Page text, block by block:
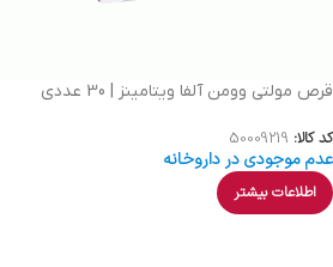
قرص مولتی وومن آلفا ویتامینز | 30 عددی
کد کالا: 50009219
عدم موجودی در داروخانه
اطلاعات بیشتر